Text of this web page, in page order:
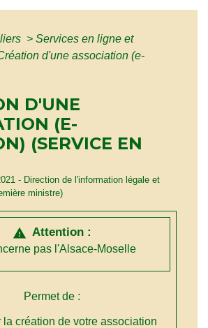
> Services en ligne et
d'une association (e-
D'UNE
(E-
(SERVICE EN
- Direction de l'information légale et
ministre)
warning Attention :
pas l'Alsace-Moselle
Permet de :
la création de votre association